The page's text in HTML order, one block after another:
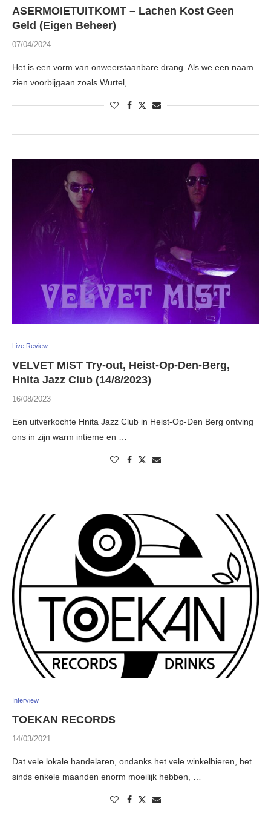
ASERMOIETUITKOMT – Lachen Kost Geen
Geld (Eigen Beheer)
07/04/2024
Het is een vorm van onweerstaanbare drang. Als we een naam
zien voorbijgaan zoals Wurtel, …
Live Review
VELVET MIST Try-out, Heist-Op-Den-Berg,
Hnita Jazz Club (14/8/2023)
16/08/2023
Een uitverkochte Hnita Jazz Club in Heist-Op-Den Berg ontving
ons in zijn warm intieme en …
Interview
TOEKAN RECORDS
14/03/2021
Dat vele lokale handelaren, ondanks het vele winkelhieren, het
sinds enkele maanden enorm moeilijk hebben, …